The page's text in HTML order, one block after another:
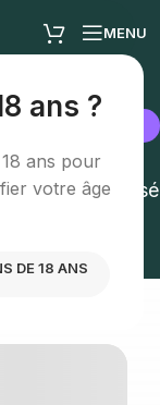
ans ?
ans pour
votre âge
DE 18 ANS
MENU
personnalisé